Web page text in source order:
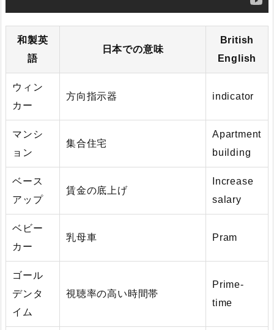
和製英
語
日本での意味
British
English
ウィン
カー
方向指示器 indicator
マンシ
ョン
集合住宅
Apartment
building
ベース
アップ
賃金の底上げ
Increase
salary
ベビー
カー
乳母車 Pram
ゴール
デンタ
イム
視聴率の高い時間帯
Prime-
time